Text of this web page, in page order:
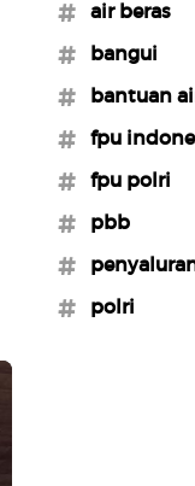
#air beras
#bangui
#bantuan
#fpu
#fpu polri
#pbb
#polri